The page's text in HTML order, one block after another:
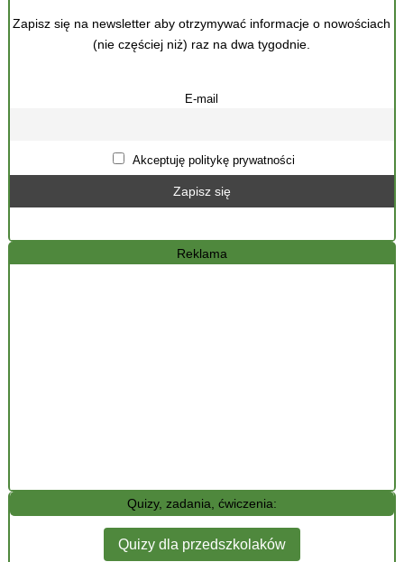
Zapisz się na newsletter aby otrzymywać informacje o nowościach
(nie częściej niż) raz na dwa tygodnie.
E-mail
Akceptuję politykę prywatności
Reklama
Quizy, zadania, ćwiczenia:
Quizy dla przedszkolaków